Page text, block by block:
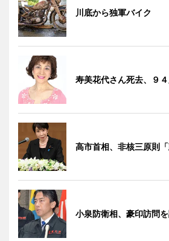
川底から独軍バイク
寿美花代さん死去、９
高市首相、非核三原則「
小泉防衛相、豪印訪問